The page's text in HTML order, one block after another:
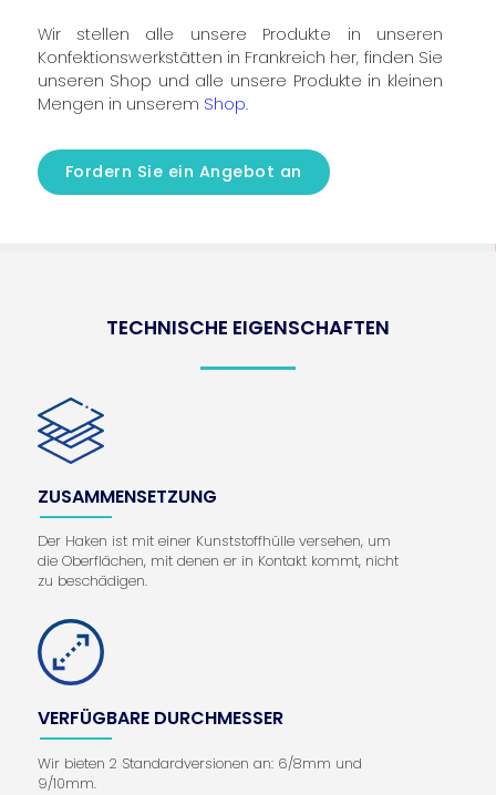
Wir stellen alle unsere Produkte in unseren
Konfektionswerkstätten in Frankreich her, finden Sie
unseren Shop und alle unsere Produkte in kleinen
Mengen in unserem Shop.
Fordern Sie ein Angebot an
TECHNISCHE EIGENSCHAFTEN
ZUSAMMENSETZUNG
Der Haken ist mit einer Kunststoffhülle versehen, um
die Oberflächen, mit denen er in Kontakt kommt, nicht
zu beschädigen.
VERFÜGBARE DURCHMESSER
Wir bieten 2 Standardversionen an: 6/8mm und
9/10mm.